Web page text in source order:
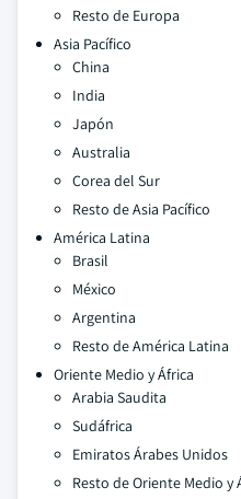
Resto de Europa
Asia Pacífico
China
India
Japón
Australia
Corea del Sur
Resto de Asia Pacífico
América Latina
Brasil
México
Argentina
Resto de América Latina
Oriente Medio y África
Arabia Saudita
Sudáfrica
Emiratos Árabes Unidos
Resto de Oriente Medio y